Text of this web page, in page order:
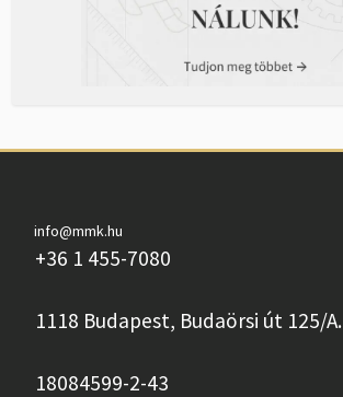
info@mmk.hu
+36 1 455-7080
1118 Budapest, Budaörsi út 125/A.
18084599-2-43